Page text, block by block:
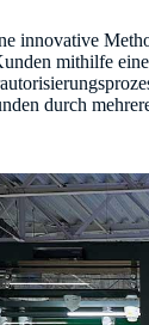
innovative
mithilfe
durch